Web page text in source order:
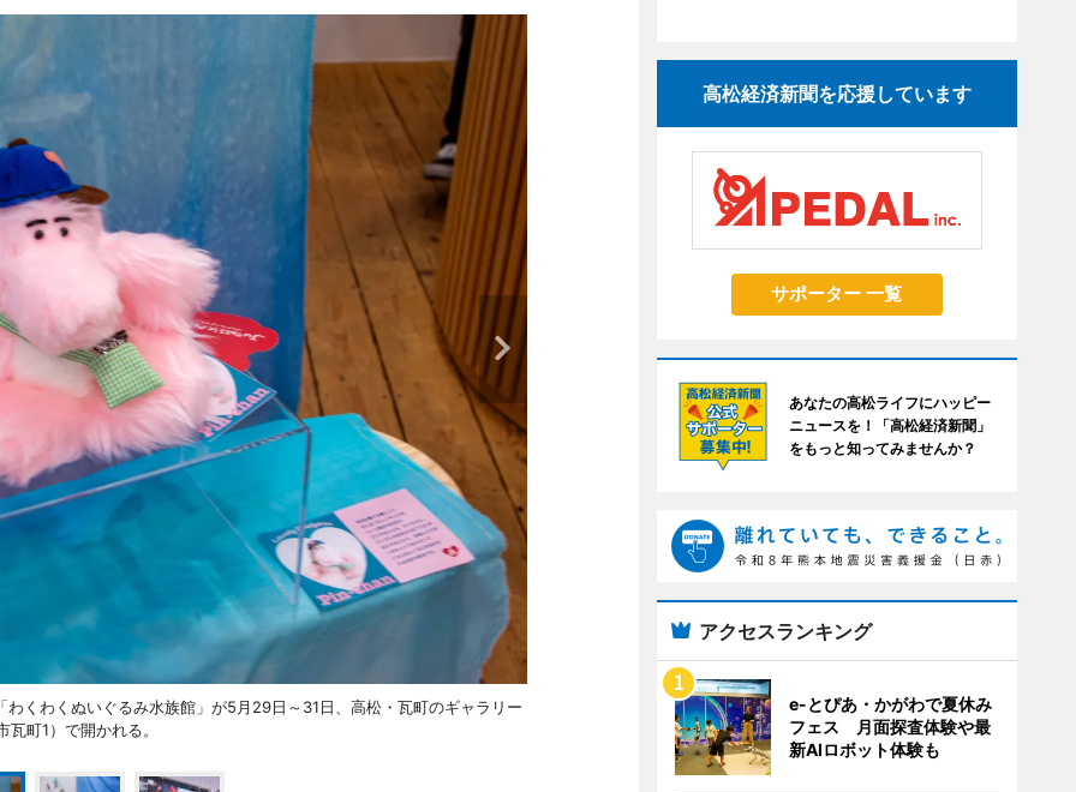
くわくぬいぐるみ水族館」が5月29日～31日、高松・瓦町のギャラリー
町1）で開かれる。
高松経済新聞を応援しています
サポーター 一覧
あなたの高松ライフにハッピー
ニュースを！「高松経済新聞」
をもっと知ってみませんか？
アクセスランキング
e-とぴあ・かがわで夏休み
フェス 月面探査体験や最
新AIロボット体験も